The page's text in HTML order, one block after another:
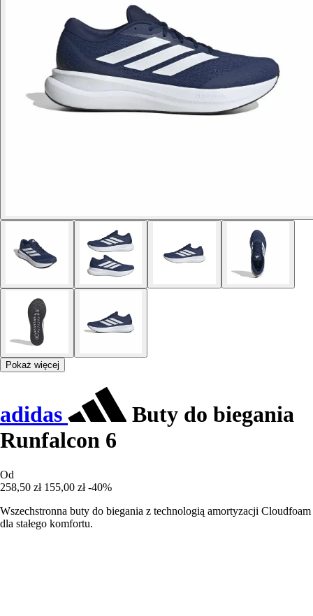
Pokaż więcej
adidas
Buty do biegania
Runfalcon 6
Od
258,50 zł 155,00 zł -40%
Wszechstronna buty do biegania z technologią amortyzacji Cloudfoam
dla stałego komfortu.